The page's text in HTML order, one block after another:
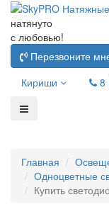
натянуто
с любовью!
Перезвоните
Кириши
8
Главная
Одноцветные
Купить